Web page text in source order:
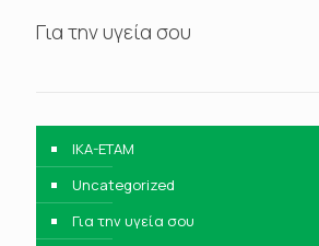
Για την υγεία σου
IKA-ETAM
Uncategorized
Για την υγεία σου